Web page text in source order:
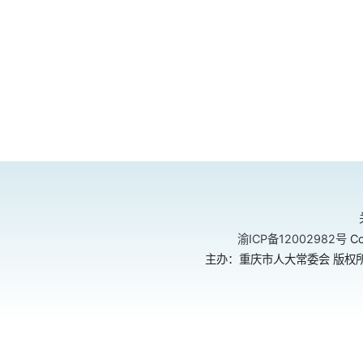
渝ICP备12002982号
主办：重庆市人大常委会 版